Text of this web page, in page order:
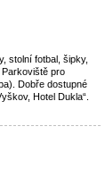
stolní fotbal, šipky,
pro
Dobře dostupné
Hotel Dukla“.